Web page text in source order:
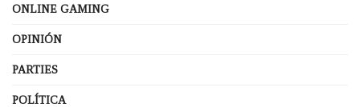
ONLINE GAMING
OPINIÓN
PARTIES
POLÍTICA